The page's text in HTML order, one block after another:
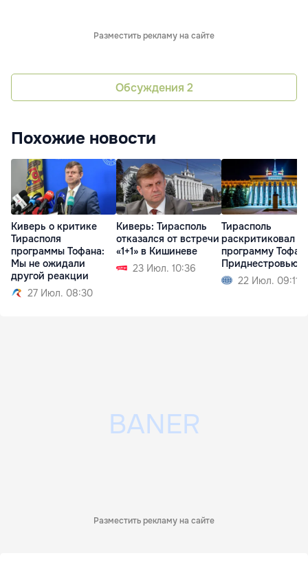
Разместить рекламу на сайте
Обсуждения 2
Похожие новости
Киверь о критике
Тирасполя
программы Тофана:
Мы не ожидали
другой реакции
27 Июл. 08:30
Киверь: Тирасполь
отказался от встречи
«1+1» в Кишиневе
23 Июл. 10:36
Тирасполь
раскритиковал
программу
Приднестровью
22 Июл. 09:11
Разместить рекламу на сайте